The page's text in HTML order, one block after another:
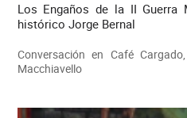
Los Engaños de la II Guerra
histórico Jorge Bernal
Conversación en Café
Macchiavello